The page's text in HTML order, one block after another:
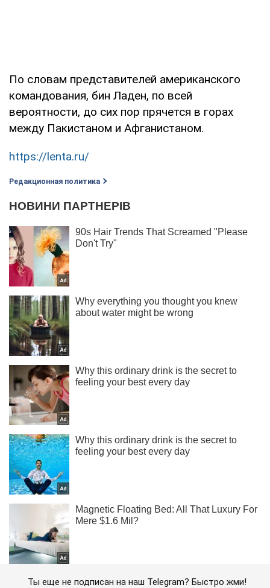
По словам представителей американского
командования, бин Ладен, по всей
вероятности, до сих пор прячется в горах
между Пакистаном и Афганистаном.
https://lenta.ru/
Редакционная политика
Ты еще не подписан на наш Telegram? Быстро жми!